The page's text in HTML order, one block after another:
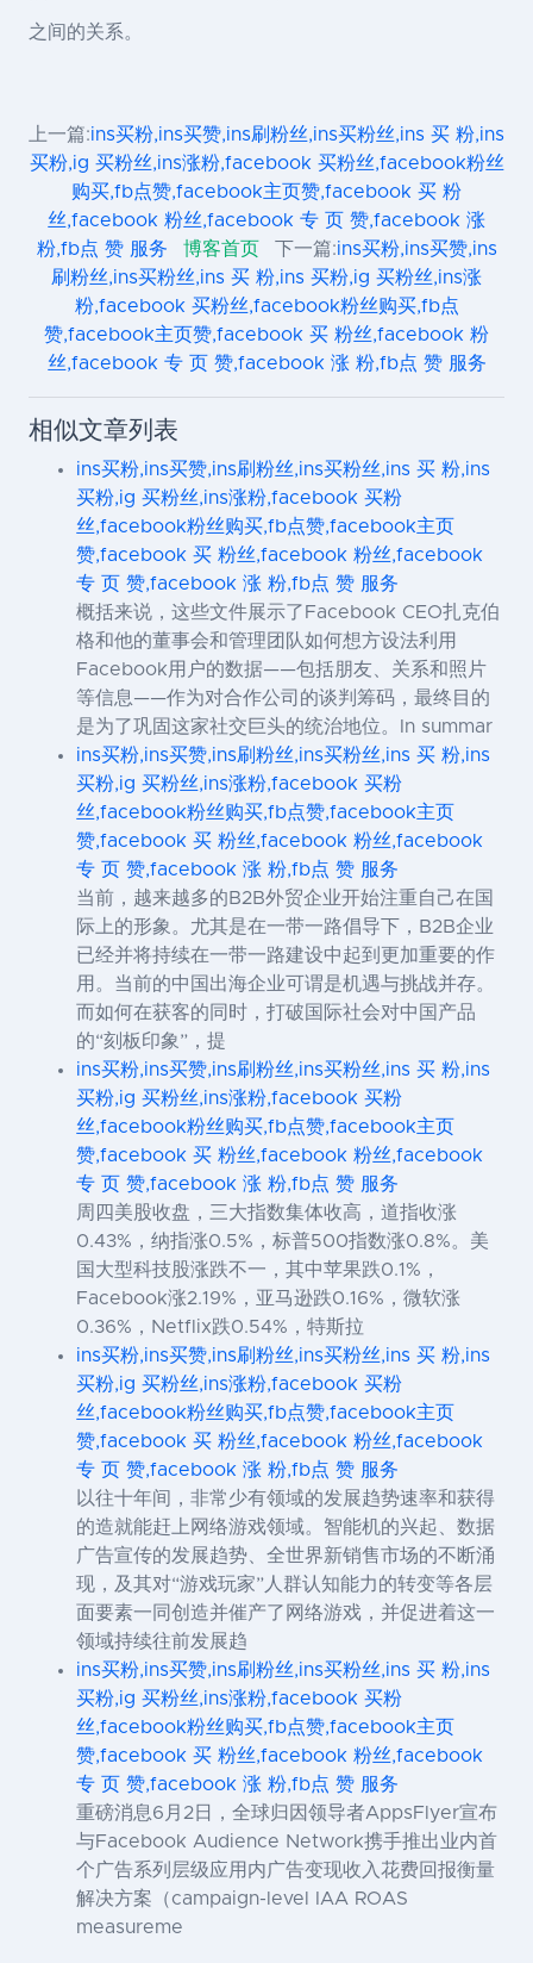
之间的关系。
上一篇:ins买粉,ins买赞,ins刷粉丝,ins买粉丝,ins 买 粉,ins
买粉,ig 买粉丝,ins涨粉,facebook 买粉丝,facebook粉丝
购买,fb点赞,facebook主页赞,facebook 买 粉
丝,facebook 粉丝,facebook 专 页 赞,facebook 涨
粉,fb点 赞 服务
博客首页 下一篇:ins买粉,ins买赞,ins
刷粉丝,ins买粉丝,ins 买 粉,ins 买粉,ig 买粉丝,ins涨
粉,facebook 买粉丝,facebook粉丝购买,fb点
赞,facebook主页赞,facebook 买 粉丝,facebook 粉
丝,facebook 专 页 赞,facebook 涨 粉,fb点 赞 服务
相似文章列表
ins买粉,ins买赞,ins刷粉丝,ins买粉丝,ins 买 粉,ins
买粉,ig 买粉丝,ins涨粉,facebook 买粉
丝,facebook粉丝购买,fb点赞,facebook主页
赞,facebook 买 粉丝,facebook 粉丝,facebook
专 页 赞,facebook 涨 粉,fb点 赞 服务
概括来说，这些文件展示了Facebook CEO扎克伯
格和他的董事会和管理团队如何想方设法利用
Facebook用户的数据——包括朋友、关系和照片
等信息——作为对合作公司的谈判筹码，最终目的
是为了巩固这家社交巨头的统治地位。In summar
ins买粉,ins买赞,ins刷粉丝,ins买粉丝,ins 买 粉,ins
买粉,ig 买粉丝,ins涨粉,facebook 买粉
丝,facebook粉丝购买,fb点赞,facebook主页
赞,facebook 买 粉丝,facebook 粉丝,facebook
专 页 赞,facebook 涨 粉,fb点 赞 服务
当前，越来越多的B2B外贸企业开始注重自己在国
际上的形象。尤其是在一带一路倡导下，B2B企业
已经并将持续在一带一路建设中起到更加重要的作
用。当前的中国出海企业可谓是机遇与挑战并存。
而如何在获客的同时，打破国际社会对中国产品
的“刻板印象”，提
ins买粉,ins买赞,ins刷粉丝,ins买粉丝,ins 买 粉,ins
买粉,ig 买粉丝,ins涨粉,facebook 买粉
丝,facebook粉丝购买,fb点赞,facebook主页
赞,facebook 买 粉丝,facebook 粉丝,facebook
专 页 赞,facebook 涨 粉,fb点 赞 服务
周四美股收盘，三大指数集体收高，道指收涨
0.43%，纳指涨0.5%，标普500指数涨0.8%。美
国大型科技股涨跌不一，其中苹果跌0.1%，
Facebook涨2.19%，亚马逊跌0.16%，微软涨
0.36%，Netflix跌0.54%，特斯拉
ins买粉,ins买赞,ins刷粉丝,ins买粉丝,ins 买 粉,ins
买粉,ig 买粉丝,ins涨粉,facebook 买粉
丝,facebook粉丝购买,fb点赞,facebook主页
赞,facebook 买 粉丝,facebook 粉丝,facebook
专 页 赞,facebook 涨 粉,fb点 赞 服务
以往十年间，非常少有领域的发展趋势速率和获得
的造就能赶上网络游戏领域。智能机的兴起、数据
广告宣传的发展趋势、全世界新销售市场的不断涌
现，及其对“游戏玩家”人群认知能力的转变等各层
面要素一同创造并催产了网络游戏，并促进着这一
领域持续往前发展趋
ins买粉,ins买赞,ins刷粉丝,ins买粉丝,ins 买 粉,ins
买粉,ig 买粉丝,ins涨粉,facebook 买粉
丝,facebook粉丝购买,fb点赞,facebook主页
赞,facebook 买 粉丝,facebook 粉丝,facebook
专 页 赞,facebook 涨 粉,fb点 赞 服务
重磅消息6月2日，全球归因领导者AppsFlyer宣布
与Facebook Audience Network携手推出业内首
个广告系列层级应用内广告变现收入花费回报衡量
解决方案（campaign-level IAA ROAS
measureme